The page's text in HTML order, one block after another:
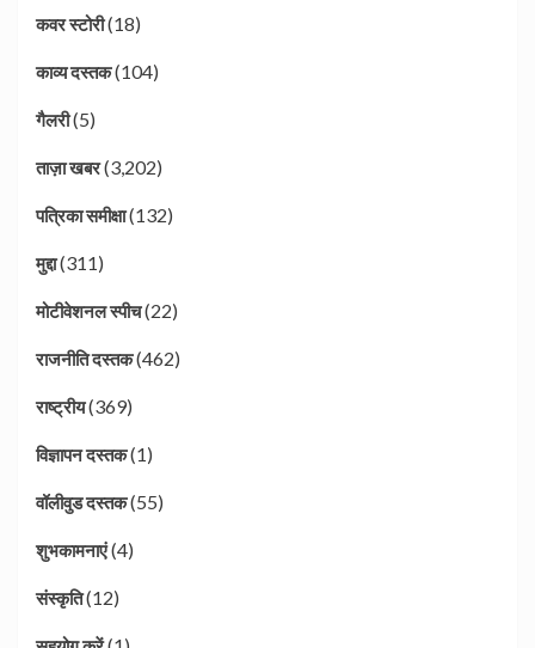
कवर स्टोरी(18)
काव्य दस्तक(104)
गैलरी(5)
ताज़ा खबर(3,202)
पत्रिका समीक्षा(132)
मुद्दा(311)
मोटीवेशनल स्पीच(22)
राजनीति दस्तक(462)
राष्ट्रीय(369)
विज्ञापन दस्तक(1)
वॉलीवुड दस्तक(55)
शुभकामनाएं(4)
संस्कृति(12)